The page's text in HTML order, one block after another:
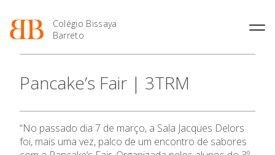
Colégio Bissaya
Barreto
Projeto Educativo
Colaboradores Docentes
Colaboradores Não
Docentes
Enriquecimento Curricular
Serviços
Sala de Estudo
Profissionais
Curso de Técnico de
Termalismo
2027
Portal do Aluno/Encarregado
de Educação
Pancake’s Fair | 3TRM
“No passado dia 7 de março, a Sala Jacques Delors
foi, mais uma vez, palco de um encontro de sabores